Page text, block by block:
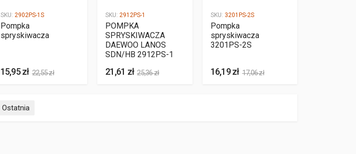
SKU: 2902PS-1S
Pompka
spryskiwacza
15,95 zł 22,55 zł
SKU: 2912PS-1
POMPKA
SPRYSKIWACZA
DAEWOO LANOS
SDN/HB 2912PS-1
21,61 zł 25,36 zł
SKU: 3201PS-2S
Pompka
spryskiwacza
3201PS-2S
16,19 zł 17,06 zł
Ostatnia